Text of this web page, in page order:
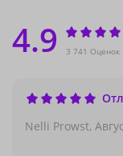
4.9 3 741 Оценок
Nelli Prowst,